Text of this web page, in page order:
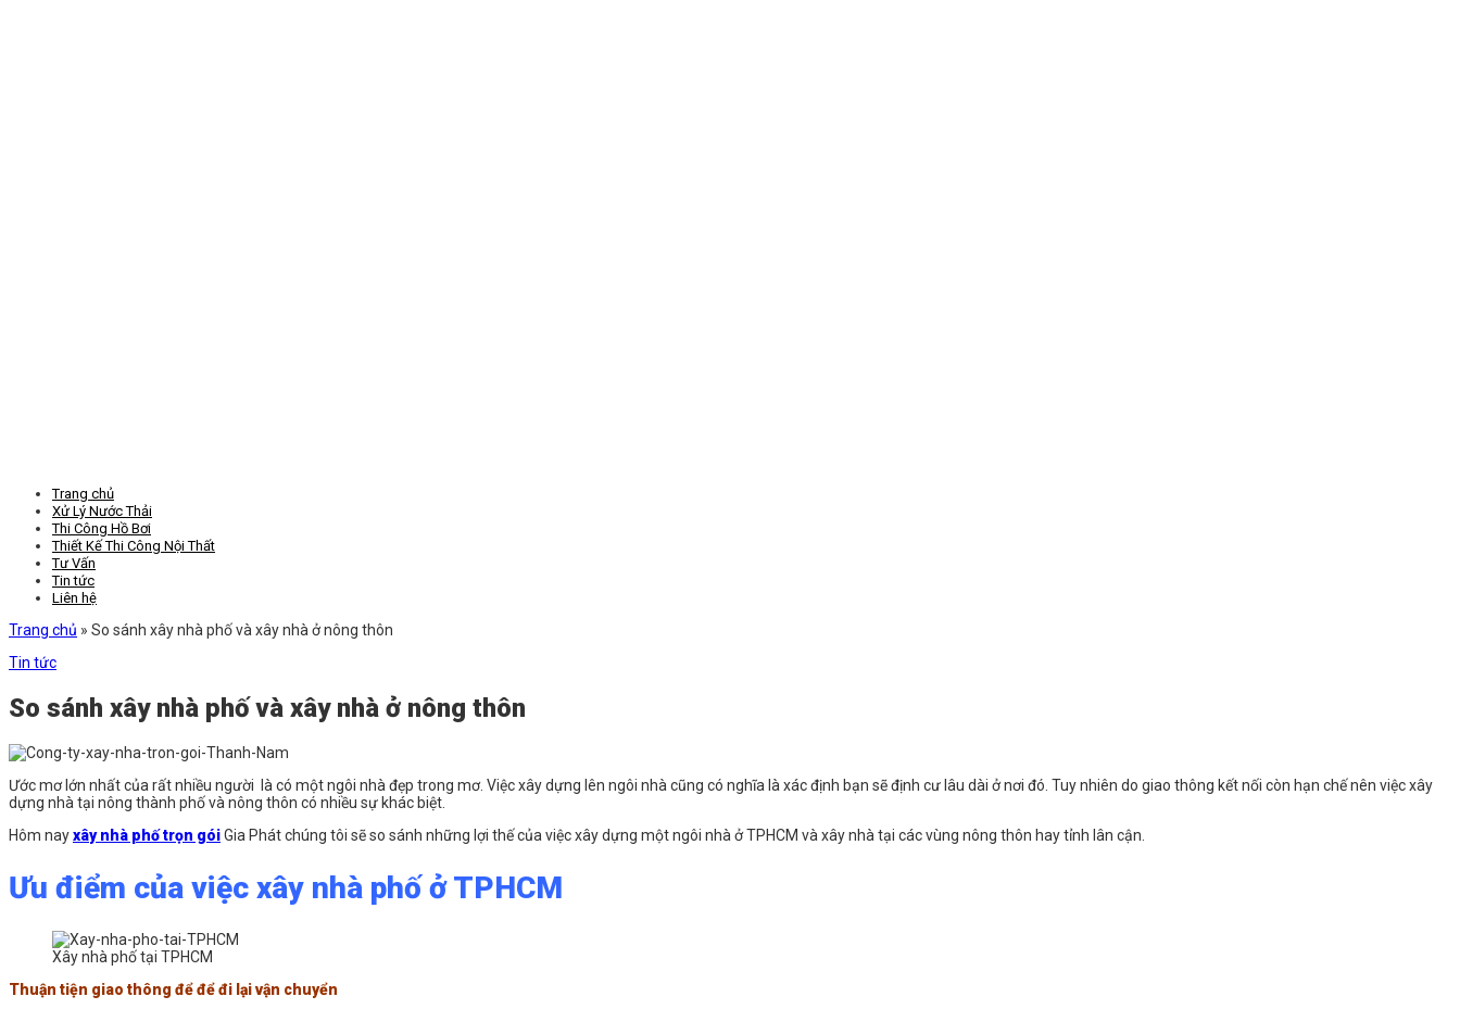
Trang chủ
Xử Lý Nước Thải
Thi Công Hồ Bơi
Thiết Kế Thi Công Nội Thất
Tư Vấn
Tin tức
Liên hệ
Trang chủ » So sánh xây nhà phố và xây nhà ở nông thôn
Tin tức
So sánh xây nhà phố và xây nhà ở nông thôn
Ước mơ lớn nhất của rất nhiều người là có một ngôi nhà đẹp trong mơ. Việc xây dựng lên ngôi nhà cũng có nghĩa là xác định bạn sẽ định cư lâu dài ở nơi đó. Tuy nhiên do giao thông kết nối còn hạn chế nên việc xây
dựng nhà tại nông thành phố và nông thôn có nhiều sự khác biệt.
Hôm nayxây nhà phố trọn góiGia Phát chúng tôi sẽ so sánh những lợi thế của việc xây dựng một ngôi nhà ở TPHCM và xây nhà tại các vùng nông thôn hay tỉnh lân cận.
Ưu điểm của việc xây nhà phố ở TPHCM
Xây nhà phố tại TPHCM
Thuận tiện giao thông để để đi lại vận chuyển